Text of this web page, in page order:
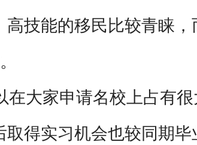
技能的移民比较青睐，
在大家申请名校上占有
得实习机会也较同期毕